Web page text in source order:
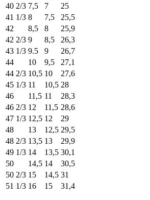
40 2/3 7,5 7
25
41 1/3 8 7,5
25,5
42
8,5 8
25,9
42 2/3 9 8,5
26,3
43 1/3 9.5 9
26,7
44
10 9,5
27,1
44 2/3 10,5 10
27,6
45 1/3 11 10,5 28
46
11,5 11
28,3
46 2/3 12 11,5 28,6
47 1/3 12,5 12
29
48
13 12,5 29,5
48 2/3 13,5 13
29,9
49 1/3 14 13,5 30,1
50
14,5 14
30,5
50 2/3 15 14,5 31
51 1/3 16 15 31,4